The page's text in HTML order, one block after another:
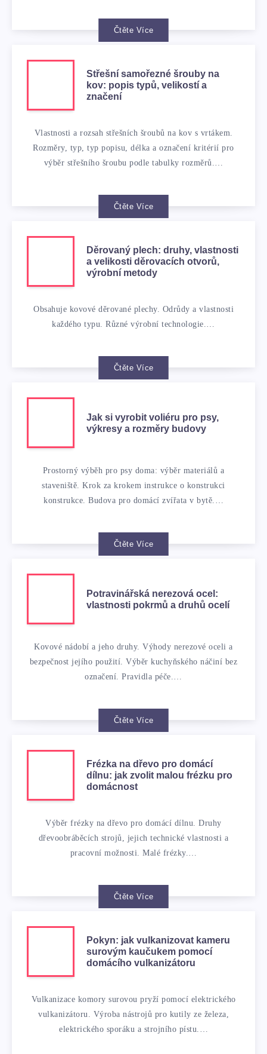
Čtěte Více
Střešní samořezné šrouby na
kov: popis typů, velikostí a
značení
Vlastnosti a rozsah střešních šroubů na kov s vrtákem.
Rozměry, typ, typ popisu, délka a označení kritérií pro
výběr střešního šroubu podle tabulky rozměrů.…
Čtěte Více
Děrovaný plech: druhy, vlastnosti
a velikosti děrovacích otvorů,
výrobní metody
Obsahuje kovové děrované plechy. Odrůdy a vlastnosti
každého typu. Různé výrobní technologie.…
Čtěte Více
Jak si vyrobit voliéru pro psy,
výkresy a rozměry budovy
Prostorný výběh pro psy doma: výběr materiálů a
staveniště. Krok za krokem instrukce o konstrukci
konstrukce. Budova pro domácí zvířata v bytě.…
Čtěte Více
Potravinářská nerezová ocel:
vlastnosti pokrmů a druhů ocelí
Kovové nádobí a jeho druhy. Výhody nerezové oceli a
bezpečnost jejího použití. Výběr kuchyňského náčiní bez
označení. Pravidla péče.…
Čtěte Více
Frézka na dřevo pro domácí
dílnu: jak zvolit malou frézku pro
domácnost
Výběr frézky na dřevo pro domácí dílnu. Druhy
dřevoobráběcích strojů, jejich technické vlastnosti a
pracovní možnosti. Malé frézky.…
Čtěte Více
Pokyn: jak vulkanizovat kameru
surovým kaučukem pomocí
domácího vulkanizátoru
Vulkanizace komory surovou pryží pomocí elektrického
vulkanizátoru. Výroba nástrojů pro kutily ze železa,
elektrického sporáku a strojního pístu.…